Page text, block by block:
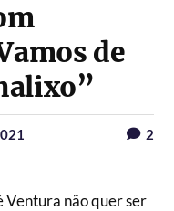
de
2
Ventura não quer ser